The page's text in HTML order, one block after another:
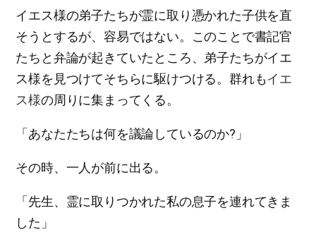
イエス様の弟子たちが霊に取り憑かれた子供を直
そうとするが、容易ではない。このことで書記官
たちと弁論が起きていたところ、弟子たちがイエ
ス様を見つけてそちらに駆けつける。群れもイエ
ス様の周りに集まってくる。
「あなたたちは何を議論しているのか?」
その時、一人が前に出る。
「先生、霊に取りつかれた私の息子を連れてきま
した」